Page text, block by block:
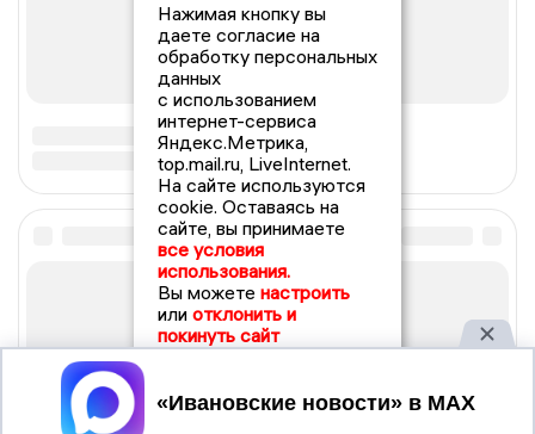
Нажимая кнопку вы
даете согласие на
обработку персональных
данных
с использованием
интернет-сервиса
Яндекс.Метрика,
top.mail.ru, LiveInternet.
На сайте используются
cookie. Оставаясь на
сайте, вы принимаете
все условия
использования.
Вы можете настроить
или отклонить и
покинуть сайт
Принять